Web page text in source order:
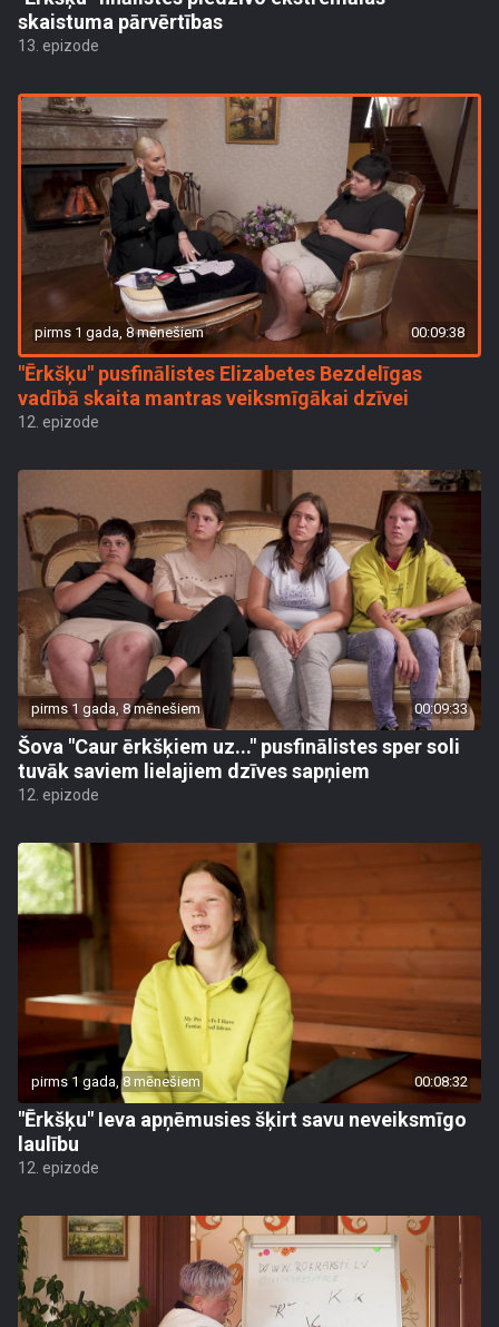
skaistuma pārvērtības
13. epizode
pirms 1 gada, 8 mēnešiem 00:09:38
"Ērkšķu" pusfinālistes Elizabetes Bezdelīgas
vadībā skaita mantras veiksmīgākai dzīvei
12. epizode
pirms 1 gada, 8 mēnešiem 00:09:33
Šova "Caur ērkšķiem uz..." pusfinālistes sper soli
tuvāk saviem lielajiem dzīves sapņiem
12. epizode
pirms 1 gada, 8 mēnešiem 00:08:32
"Ērkšķu" Ieva apņēmusies šķirt savu neveiksmīgo
laulību
12. epizode